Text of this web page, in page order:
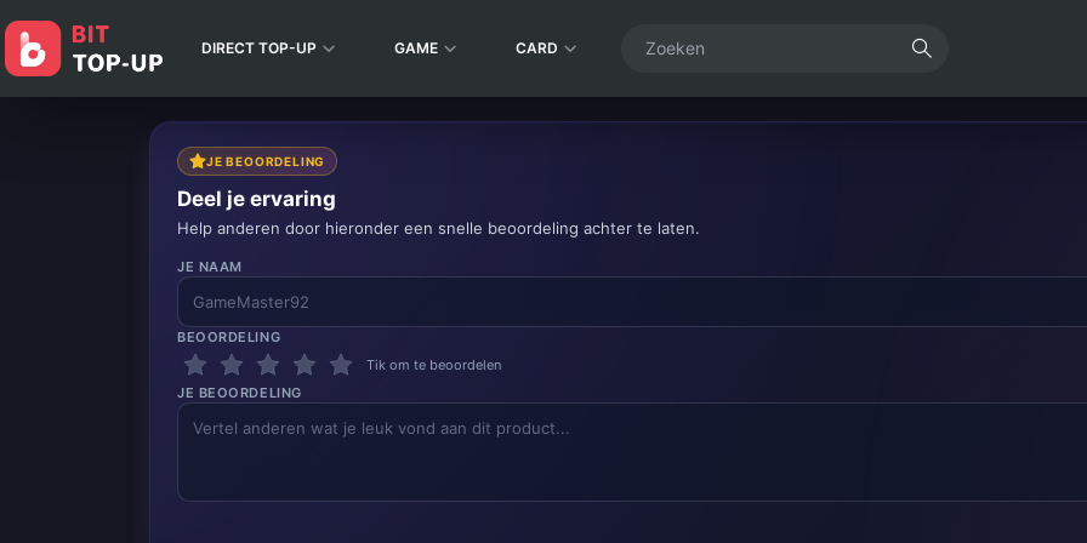
DIRECT TOP-UP GAME CARD
JE BEOORDELING
Deel je ervaring
Help anderen door hieronder een snelle beoordeling achter te laten.
JE NAAM
BEOORDELING
Tik om te beoordelen
JE BEOORDELING